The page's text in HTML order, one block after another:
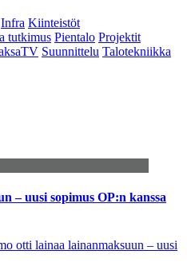
Infra Kiinteistöt
tutkimus Pientalo Projektit
Suunnittelu Talotekniikka
– uusi sopimus OP:n kanssa
otti lainaa lainanmaksuun – uusi